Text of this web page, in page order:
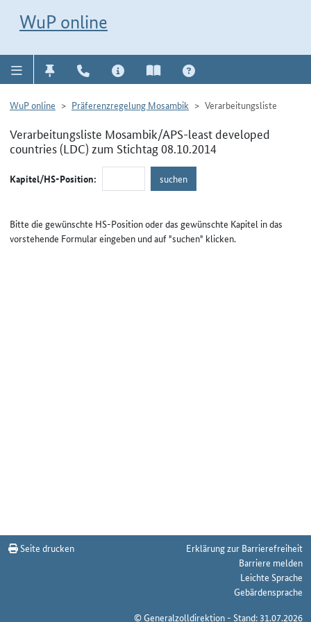
WuP online
WuP online Präferenzregelung Mosambik Verarbeitungsliste
Verarbeitungsliste Mosambik/APS-least developed
countries (LDC) zum Stichtag 08.10.2014
Kapitel/HS-Position:
Bitte die gewünschte HS-Position oder das gewünschte Kapitel in das
vorstehende Formular eingeben und auf "suchen" klicken.
Seite drucken
Erklärung zur Barrierefreiheit
Barriere melden
Leichte Sprache
Gebärdensprache
© Generalzolldirektion - Stand: 31.07.2026